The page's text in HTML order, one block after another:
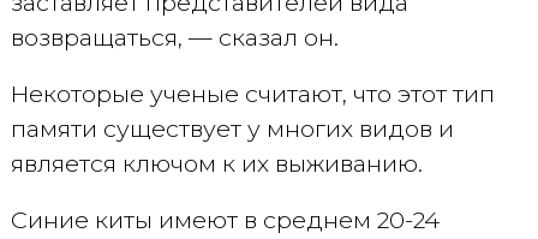
возвращаться, — сказал он.
Некоторые ученые считают, что этот тип
памяти существует у многих видов и
является ключом к их выживанию.
Синие киты имеют в среднем 20-24